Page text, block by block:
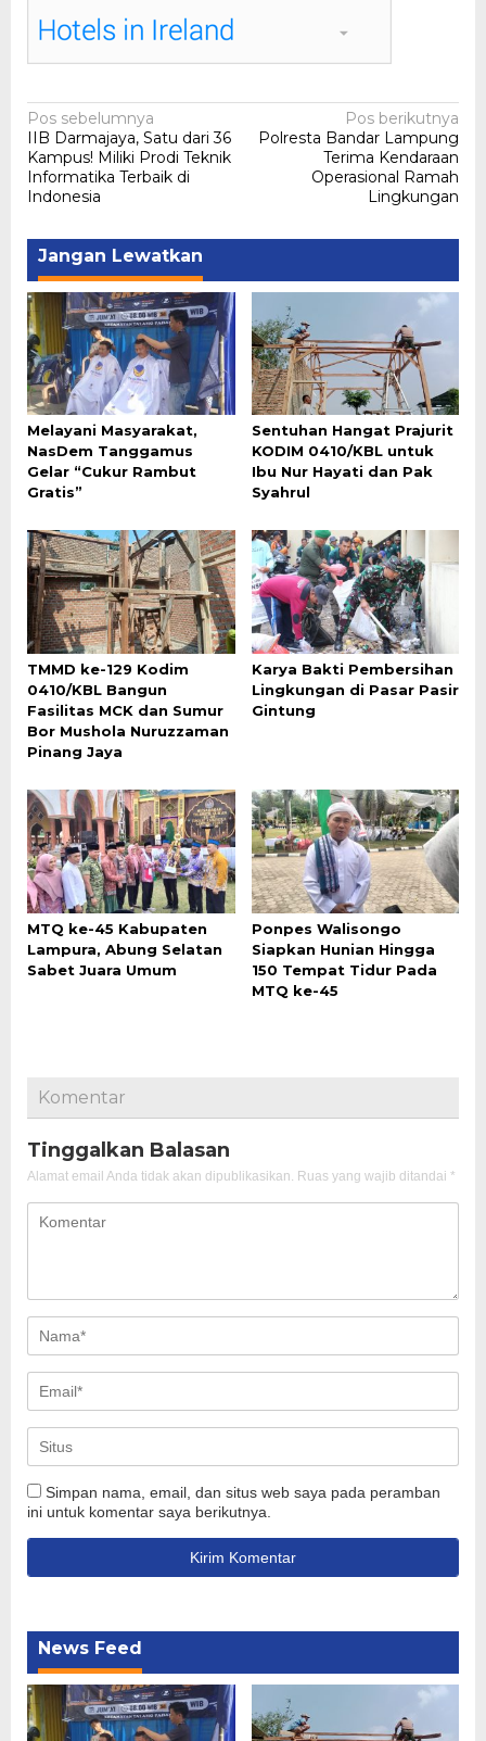
Navigasi
pos
Pos sebelumnya
IIB Darmajaya, Satu dari 36
Kampus! Miliki Prodi Teknik
Informatika Terbaik di
Indonesia
Pos berikutnya
Polresta Bandar Lampung
Terima Kendaraan
Operasional Ramah
Lingkungan
Jangan Lewatkan
Melayani Masyarakat,
NasDem Tanggamus
Gelar “Cukur Rambut
Gratis”
Sentuhan Hangat Prajurit
KODIM 0410/KBL untuk
Ibu Nur Hayati dan Pak
Syahrul
TMMD ke-129 Kodim
0410/KBL Bangun
Fasilitas MCK dan Sumur
Bor Mushola Nuruzzaman
Pinang Jaya
Karya Bakti Pembersihan
Lingkungan di Pasar Pasir
Gintung
MTQ ke-45 Kabupaten
Lampura, Abung Selatan
Sabet Juara Umum
Ponpes Walisongo
Siapkan Hunian Hingga
150 Tempat Tidur Pada
MTQ ke-45
Komentar
Tinggalkan Balasan
Alamat email Anda tidak akan dipublikasikan. Ruas yang wajib ditandai *
Simpan nama, email, dan situs web saya pada peramban
ini untuk komentar saya berikutnya.
News Feed